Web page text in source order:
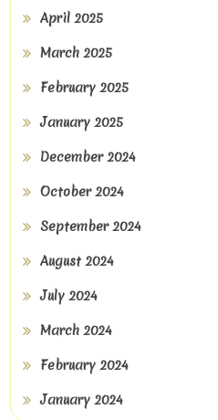
April 2025
March 2025
February 2025
January 2025
December 2024
October 2024
September 2024
August 2024
July 2024
March 2024
February 2024
January 2024